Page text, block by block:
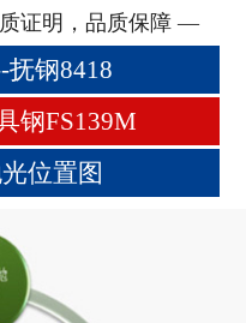
证明，品质保障 —
抚钢8418
钢FS139M
位置图